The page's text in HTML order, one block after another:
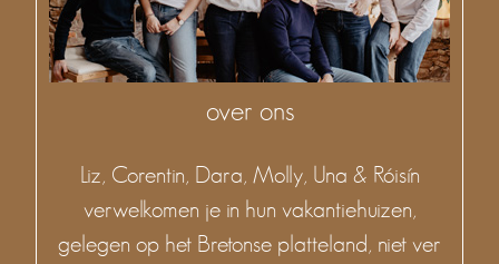
over ons
Liz, Corentin, Dara, Molly, Una & Róisín
verwelkomen je in hun vakantiehuizen,
gelegen op het Bretonse platteland, niet ver